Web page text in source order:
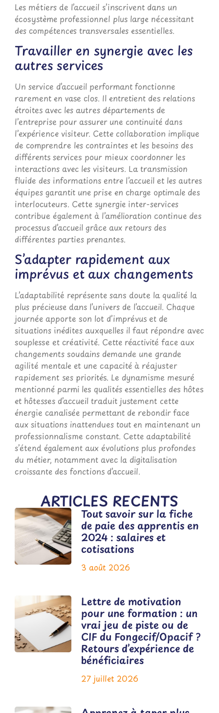
Les métiers de l’accueil s’inscrivent dans un
écosystème professionnel plus large nécessitant
des compétences transversales essentielles.
Travailler en synergie avec les
autres services
Un service d’accueil performant fonctionne
rarement en vase clos. Il entretient des relations
étroites avec les autres départements de
l’entreprise pour assurer une continuité dans
l’expérience visiteur. Cette collaboration implique
de comprendre les contraintes et les besoins des
différents services pour mieux coordonner les
interactions avec les visiteurs. La transmission
fluide des informations entre l’accueil et les autres
équipes garantit une prise en charge optimale des
interlocuteurs. Cette synergie inter-services
contribue également à l’amélioration continue des
processus d’accueil grâce aux retours des
différentes parties prenantes.
S’adapter rapidement aux
imprévus et aux changements
L’adaptabilité représente sans doute la qualité la
plus précieuse dans l’univers de l’accueil. Chaque
journée apporte son lot d’imprévus et de
situations inédites auxquelles il faut répondre avec
souplesse et créativité. Cette réactivité face aux
changements soudains demande une grande
agilité mentale et une capacité à réajuster
rapidement ses priorités. Le dynamisme mesuré
mentionné parmi les qualités essentielles des hôtes
et hôtesses d’accueil traduit justement cette
énergie canalisée permettant de rebondir face
aux situations inattendues tout en maintenant un
professionnalisme constant. Cette adaptabilité
s’étend également aux évolutions plus profondes
du métier, notamment avec la digitalisation
croissante des fonctions d’accueil.
ARTICLES RECENTS
Tout savoir sur la fiche
de paie des apprentis en
2024 : salaires et
cotisations
3 août 2026
Lettre de motivation
pour une formation : un
vrai jeu de piste ou de
CIF du Fongecif/Opacif ?
Retours d’expérience de
bénéficiaires
27 juillet 2026